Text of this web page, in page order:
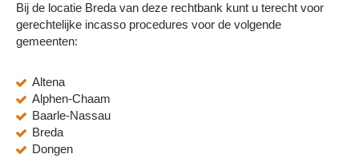
Bij de locatie Breda van deze rechtbank kunt u terecht voor
gerechtelijke incasso procedures voor de volgende
gemeenten:
Altena
Alphen-Chaam
Baarle-Nassau
Breda
Dongen